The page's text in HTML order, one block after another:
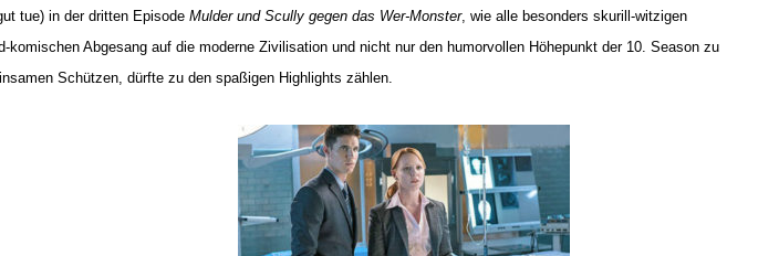
tue) in der dritten Episode Mulder und Scully gegen das Wer-Monster, wie alle besonders skurill-witzigen
komischen Abgesang auf die moderne Zivilisation und nicht nur den humorvollen Höhepunkt der 10. Season zu
Schützen, dürfte zu den spaßigen Highlights zählen.